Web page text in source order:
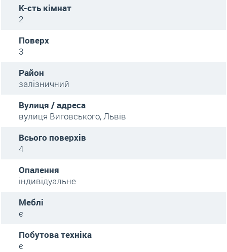
К-сть кімнат
2
Поверх
3
Район
залізничний
Вулиця / адреса
вулиця Виговського, Львів
Всього поверхів
4
Опалення
індивідуальне
Меблі
є
Побутова техніка
є